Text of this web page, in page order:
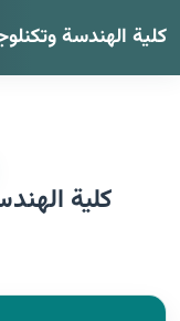
كلية الهندسة
كلية